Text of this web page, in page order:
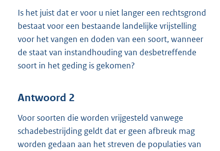
Is het juist dat er voor u niet langer een rechtsgrond
bestaat voor een bestaande landelijke vrijstelling
voor het vangen en doden van een soort, wanneer
de staat van instandhouding van desbetreffende
soort in het geding is gekomen?
Antwoord 2
Voor soorten die worden vrijgesteld vanwege
schadebestrijding geldt dat er geen afbreuk mag
worden gedaan aan het streven de populaties van